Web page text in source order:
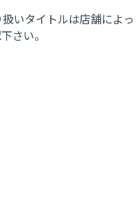
いタイトルは店舗によっ
さい。